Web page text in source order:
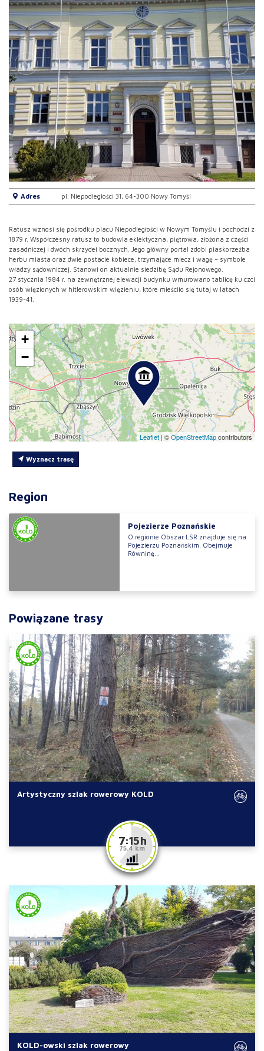
Adres pl. Niepodległości 31, 64-300 Nowy Tomyśl
Ratusz wznosi się pośrodku placu Niepodległości w Nowym Tomyślu i pochodzi z
1879 r. Współczesny ratusz to budowla eklektyczna, piętrowa, złożona z części
zasadniczej i dwóch skrzydeł bocznych. Jego główny portal zdobi płaskorzeźba
herbu miasta oraz dwie postacie kobiece, trzymające miecz i wagę – symbole
władzy sądowniczej. Stanowi on aktualnie siedzibę Sądu Rejonowego.
27 stycznia 1984 r. na zewnętrznej elewacji budynku wmurowano tablicę ku czci
osób więzionych w hitlerowskim więzieniu, które mieściło się tutaj w latach
1939-41.
+
−
Leaflet | ©OpenStreetMapcontributors
Wyznacz trasę
Region
Pojezierze Poznańskie
O regionie Obszar LSR znajduje się na
Pojezierzu Poznańskim. Obejmuje
Równinę...
Powiązane trasy
Artystyczny szlak rowerowy KOLD
7:15 h
75.4 km
KOLD-owski szlak rowerowy